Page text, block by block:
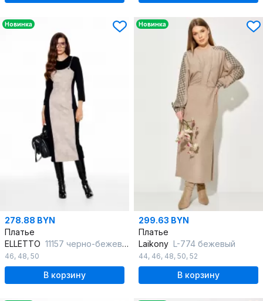
Новинка
278.88 BYN
Платье
ELLETTO 11157 черно-бежевый
46, 48, 50
В корзину
Новинка
299.63 BYN
Платье
Laikony L-774 бежевый
44, 46, 48, 50, 52
В корзину